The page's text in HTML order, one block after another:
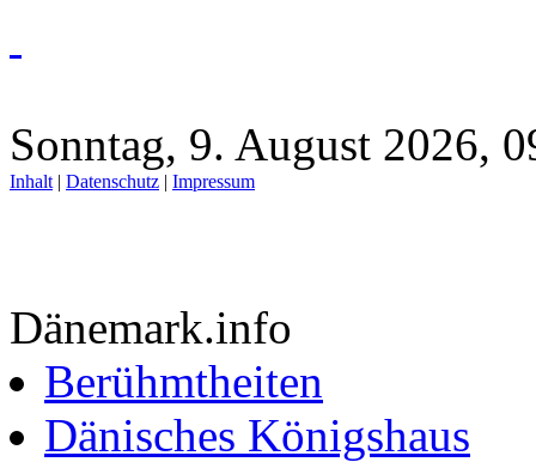
Sonntag, 9. August 2026,
Inhalt | Datenschutz | Impressum
Dänemark.info
Berühmtheiten
Dänisches Königshaus